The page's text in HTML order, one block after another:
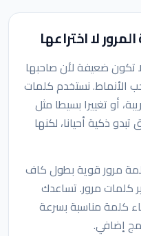
لا اختراعها
تكون ضعيفة لأن صاحبها
الأنماط. نستخدم كلمات
أو تغييرا بسيطا مثل
ذكية أحيانا، لكنها
مرور قوية بطول كاف
كلمات مرور. تساعدك
كلمة مناسبة بسرعة
إضافي.